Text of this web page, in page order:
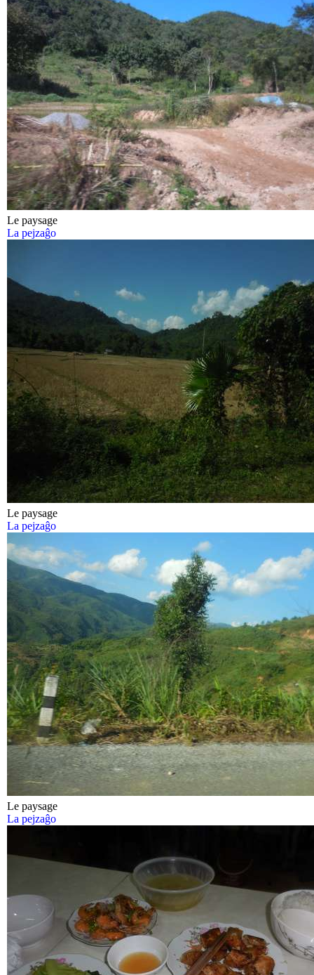
Le paysage
La pejzaĝo
Le paysage
La pejzaĝo
Le paysage
La pejzaĝo